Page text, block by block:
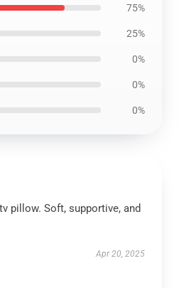
75%
25%
0%
0%
0%
pillow. Soft, supportive, and
Apr 20, 2025